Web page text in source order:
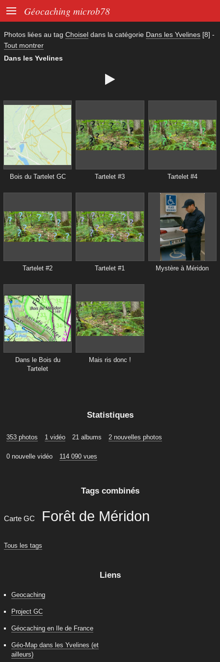
 Géocaching microb78
Photos liées au tag Choisel dans la catégorie Dans les Yvelines [8] -
Tout montrer
Dans les Yvelines

Bois du Tartelet GC Tartelet #3 Tartelet #4
Tartelet #2 Tartelet #1 Mystère à Méridon
Dans le Bois du
Tartelet
Mais ris donc !
Statistiques
353 photos 1 vidéo 21 albums 2 nouvelles photos
0 nouvelle vidéo 114 090 vues
Tags combinés
Carte GC Forêt de Méridon
Tous les tags
Liens
Geocaching
Project GC
Géocaching en Ile de France
Géo-Map dans les Yvelines (et
ailleurs)